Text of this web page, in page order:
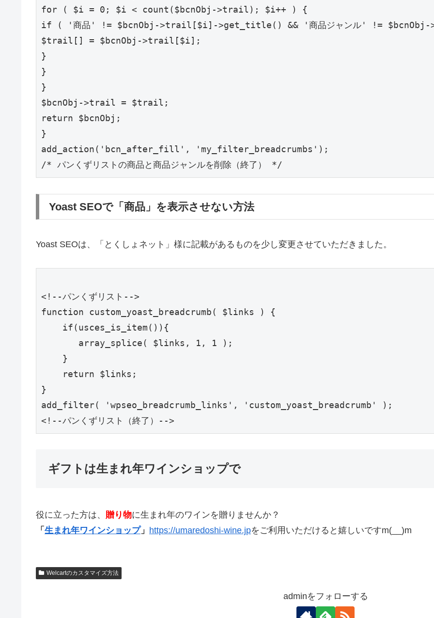
for ( $i = 0; $i < count($bcnObj->trail); $i++ ) {
if ( '商品' != $bcnObj->trail[$i]->get_title() && '商品ジャンル' !=
$trail[] = $bcnObj->trail[$i];
}
}
}
$bcnObj->trail = $trail;
return $bcnObj;
}
add_action('bcn_after_fill', 'my_filter_breadcrumbs');
Yoast SEOで「商品」を表示させない方法
Yoast SEOは、「とくしょネット」様に記載があるものを少し変更させていただきました。
<!--パンくずリスト-->
function custom_yoast_breadcrumb( $links ) {
    if(usces_is_item()){
       array_splice( $links, 1, 1 );
    }
    return $links;
}
add_filter( 'wpseo_breadcrumb_links', 'custom_yoast_breadcrumb' );
ギフトは生まれ年ワインショップで
役に立った方は、 贈り物に生まれ年のワインを贈りませんか？
「 生まれ年ワインショップ」 https://umaredoshi-wine.jpをご利用いただけると嬉しいですm(__)m
Welcartのカスタマイズ方法
adminをフォローする